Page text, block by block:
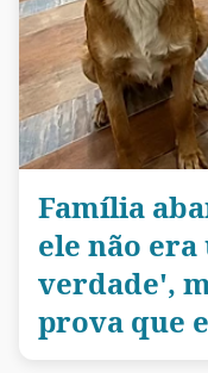
Família
ele não
verdade',
prova que